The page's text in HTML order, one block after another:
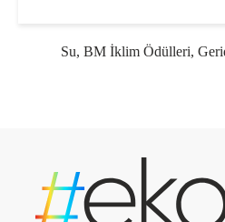
Su, BM İklim Ödülleri,